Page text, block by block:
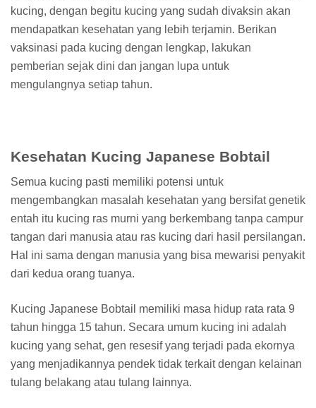
kucing, dengan begitu kucing yang sudah divaksin akan
mendapatkan kesehatan yang lebih terjamin. Berikan
vaksinasi pada kucing dengan lengkap, lakukan
pemberian sejak dini dan jangan lupa untuk
mengulangnya setiap tahun.
Kesehatan Kucing Japanese Bobtail
Semua kucing pasti memiliki potensi untuk
mengembangkan masalah kesehatan yang bersifat genetik
entah itu kucing ras murni yang berkembang tanpa campur
tangan dari manusia atau ras kucing dari hasil persilangan.
Hal ini sama dengan manusia yang bisa mewarisi penyakit
dari kedua orang tuanya.
Kucing Japanese Bobtail memiliki masa hidup rata rata 9
tahun hingga 15 tahun. Secara umum kucing ini adalah
kucing yang sehat, gen resesif yang terjadi pada ekornya
yang menjadikannya pendek tidak terkait dengan kelainan
tulang belakang atau tulang lainnya.